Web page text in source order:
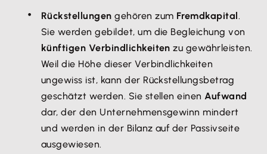
Rückstellungengehören zum Fremdkapital.
Sie werden gebildet, um die Begleichung von
künftigen Verbindlichkeitenzu gewährleisten.
Weil die Höhe dieser Verbindlichkeiten
ungewiss ist, kann der Rückstellungsbetrag
geschätzt werden. Sie stellen einenAufwand
dar, der den Unternehmensgewinn mindert
und werden in der Bilanz auf der Passivseite
ausgewiesen.